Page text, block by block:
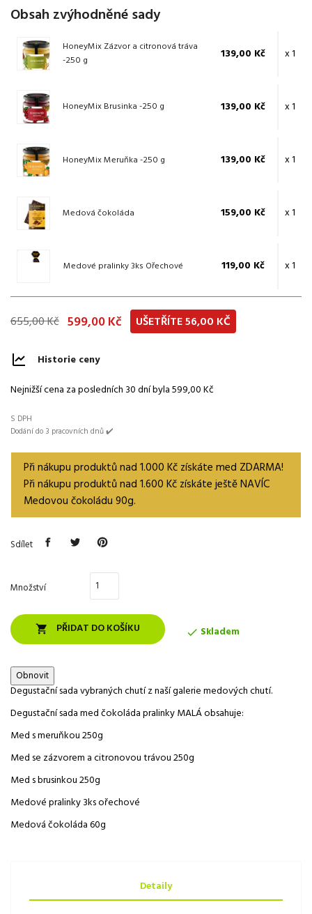
Obsah zvýhodněné sady
HoneyMix Zázvor a citronová tráva
-250 g
139,00 Kč x 1
HoneyMix Brusinka -250 g 139,00 Kč x 1
HoneyMix Meruňka -250 g 139,00 Kč x 1
Medová čokoláda 159,00 Kč x 1
Medové pralinky 3ks Ořechové 119,00 Kč x 1
655,00 Kč 599,00 Kč UŠETŘÍTE 56,00 KČ
Historie ceny
Nejnižší cena za posledních 30 dní byla599,00 Kč
S DPH
Dodání do 3 pracovních dnů ✔️
Při nákupu produktů nad 1.000 Kč získáte med ZDARMA!
Při nákupu produktů nad 1.600 Kč získáte ještě NAVÍC
Medovou čokoládu 90g.
Sdílet
Množství
 PŘIDAT DO KOŠÍKU  Skladem
Degustační sada vybraných chutí z naší galerie medových chutí.
Degustační sada med čokoláda pralinky MALÁ obsahuje:
Med s meruňkou 250g
Med se zázvorem a citronovou trávou 250g
Med s brusinkou 250g
Medové pralinky 3ks ořechové
Medová čokoláda 60g
Detaily